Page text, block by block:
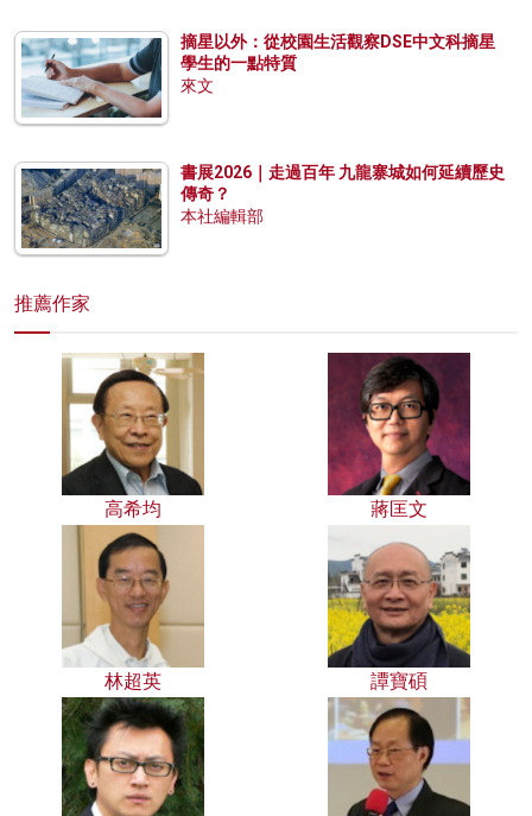
摘星以外：從校園生活觀察DSE中文科摘星
學生的一點特質
來文
書展2026｜走過百年 九龍寨城如何延續歷史
傳奇？
本社編輯部
推薦作家
高希均 蔣匡文
林超英 譚寶碩